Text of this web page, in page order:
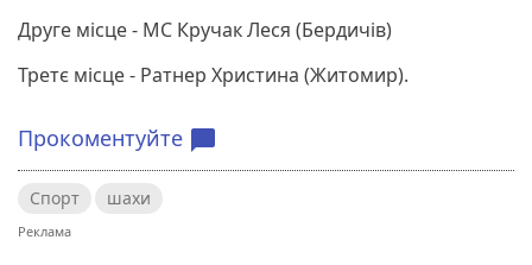
Друге місце - МС Кручак Леся (Бердичів)
Третє місце - Ратнер Христина (Житомир).
Прокоментуйте chat_bubble
Спорт шахи